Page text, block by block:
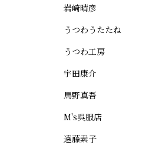
岩崎晴彦
うつわうたたね
うつわ工房
宇田康介
馬野真吾
M's呉服店
遠藤素子